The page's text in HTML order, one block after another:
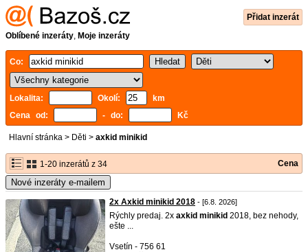
Přidat inzerát
Oblíbené inzeráty, Moje inzeráty
Co:
Lokalita: Okolí:
km
Cena od:
- do: Kč
Hlavní stránka > Děti > axkid minikid
1-20 inzerátů z 34 Cena
Nové inzeráty e-mailem
2x Axkid minikid 2018 - [6.8. 2026]
Rýchly predaj. 2x axkid minikid 2018, bez nehody,
ešte ...
Vsetín - 756 61